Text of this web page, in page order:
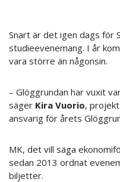
Snart är det igen dags för
studieevenemang. I år
vara större än någonsin.
– Glöggrundan har vuxit
säger Kira Vuorio,
ansvarig för årets
MK, det vill säga
sedan 2013 ordnat
biljetter.